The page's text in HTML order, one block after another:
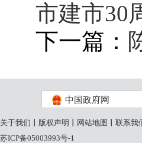
市建市30
下一篇：
中国政府网
关于我们 版权声明 网站地图
联系我
苏ICP备05003993号-1